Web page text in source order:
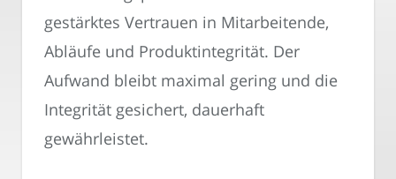
gestärktes Vertrauen in Mitarbeitende,
Abläufe und Produktintegrität. Der
Aufwand bleibt maximal gering und die
Integrität gesichert, dauerhaft
gewährleistet.